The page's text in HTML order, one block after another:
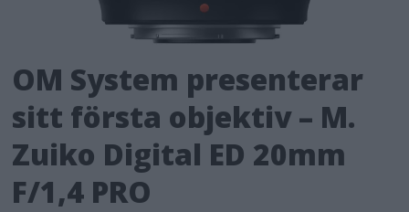
OM System presenterar
sitt första objektiv – M.
Zuiko Digital ED 20mm
F/1,4 PRO